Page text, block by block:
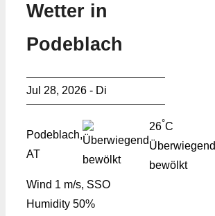
Wetter in
Podeblach
Jul 28, 2026 - Di
Podeblach,
AT
26°C
Überwiegend
bewölkt
Wind 1 m/s, SSO
Humidity 50%